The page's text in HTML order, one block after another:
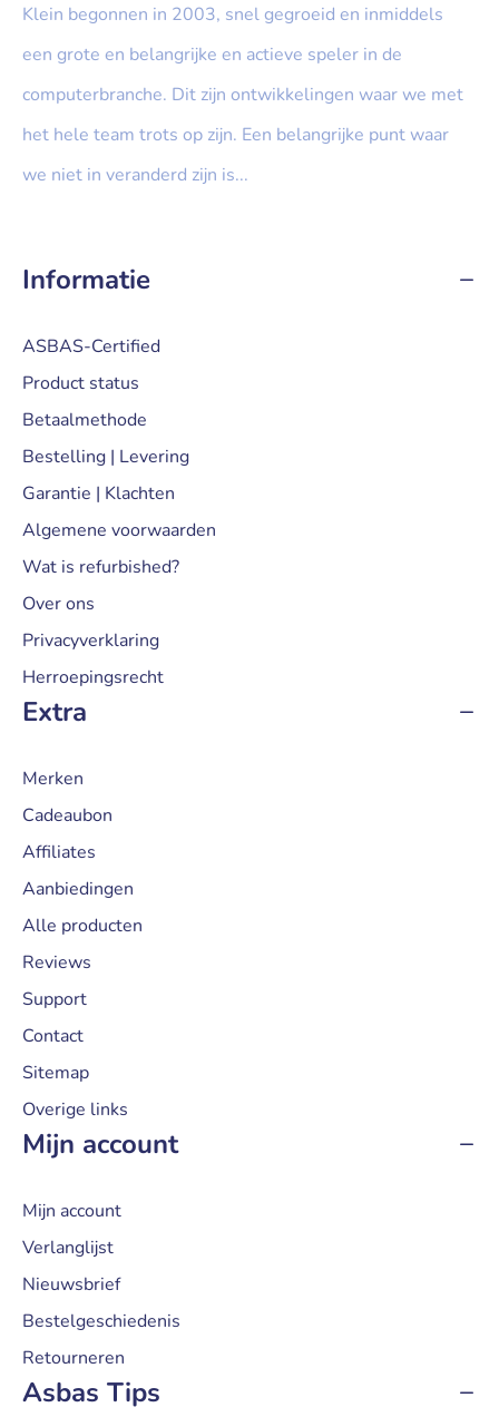
Klein begonnen in 2003, snel gegroeid en inmiddels
een grote en belangrijke en actieve speler in de
computerbranche. Dit zijn ontwikkelingen waar we met
het hele team trots op zijn. Een belangrijke punt waar
we niet in veranderd zijn is...
Informatie
ASBAS-Certified
Product status
Betaalmethode
Bestelling | Levering
Garantie | Klachten
Algemene voorwaarden
Wat is refurbished?
Over ons
Privacyverklaring
Herroepingsrecht
Extra
Merken
Cadeaubon
Affiliates
Aanbiedingen
Alle producten
Reviews
Support
Contact
Sitemap
Overige links
Mijn account
Mijn account
Verlanglijst
Nieuwsbrief
Bestelgeschiedenis
Retourneren
Asbas Tips